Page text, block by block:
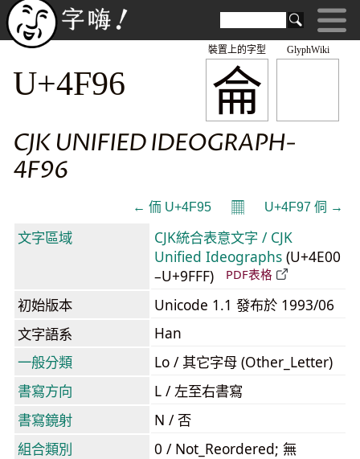
GlyphWiki
侖
裝置上的字型
U+4F96
CJK UNIFIED IDEOGRAPH-
4F96
← 侕 U+4F95 𝄜 U+4F97 侗 →
文字區域
CJK統合表意文字 / CJK
Unified Ideographs (U+4E00
–U+9FFF)
PDF表格
初始版本
Unicode 1.1 發布於 1993/06
文字語系
Han
一般分類
Lo / 其它字母 (Other_Letter)
書寫方向
L / 左至右書寫
書寫鏡射
N / 否
組合類別
0 / Not_Reordered; 無